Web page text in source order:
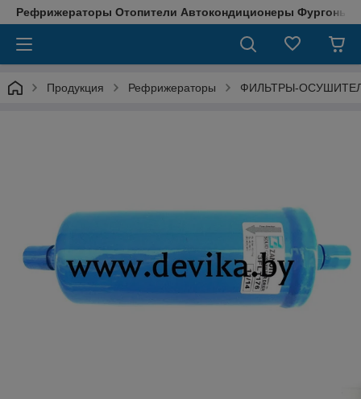
Рефрижераторы Отопители Автокондиционеры Фургоны
Продукция Рефрижераторы ФИЛЬТРЫ-